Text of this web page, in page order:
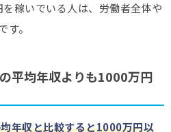
稼いでいる人は、労働者全体や
。
平均年収よりも1000万円
年収と比較すると1000万円以